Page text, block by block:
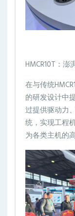
HMCR10T：
在与传统
的研发设计中
过提供驱动力
统，实现工程
为各类主机的